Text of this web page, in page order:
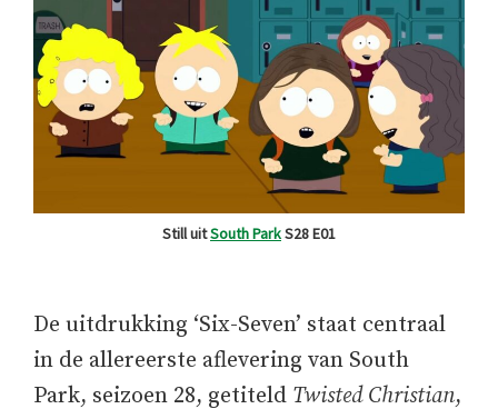
Still uitSouth ParkS28 E01
De uitdrukking ‘Six-Seven’ staat centraal
in de allereerste aflevering van South
Park, seizoen 28, getiteld Twisted Christian,